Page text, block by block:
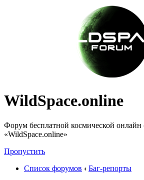
WildSpace.online
Форум бесплатной космической онлайн
«WildSpace.online»
Пропустить
Список форумов ‹ Баг-репорты